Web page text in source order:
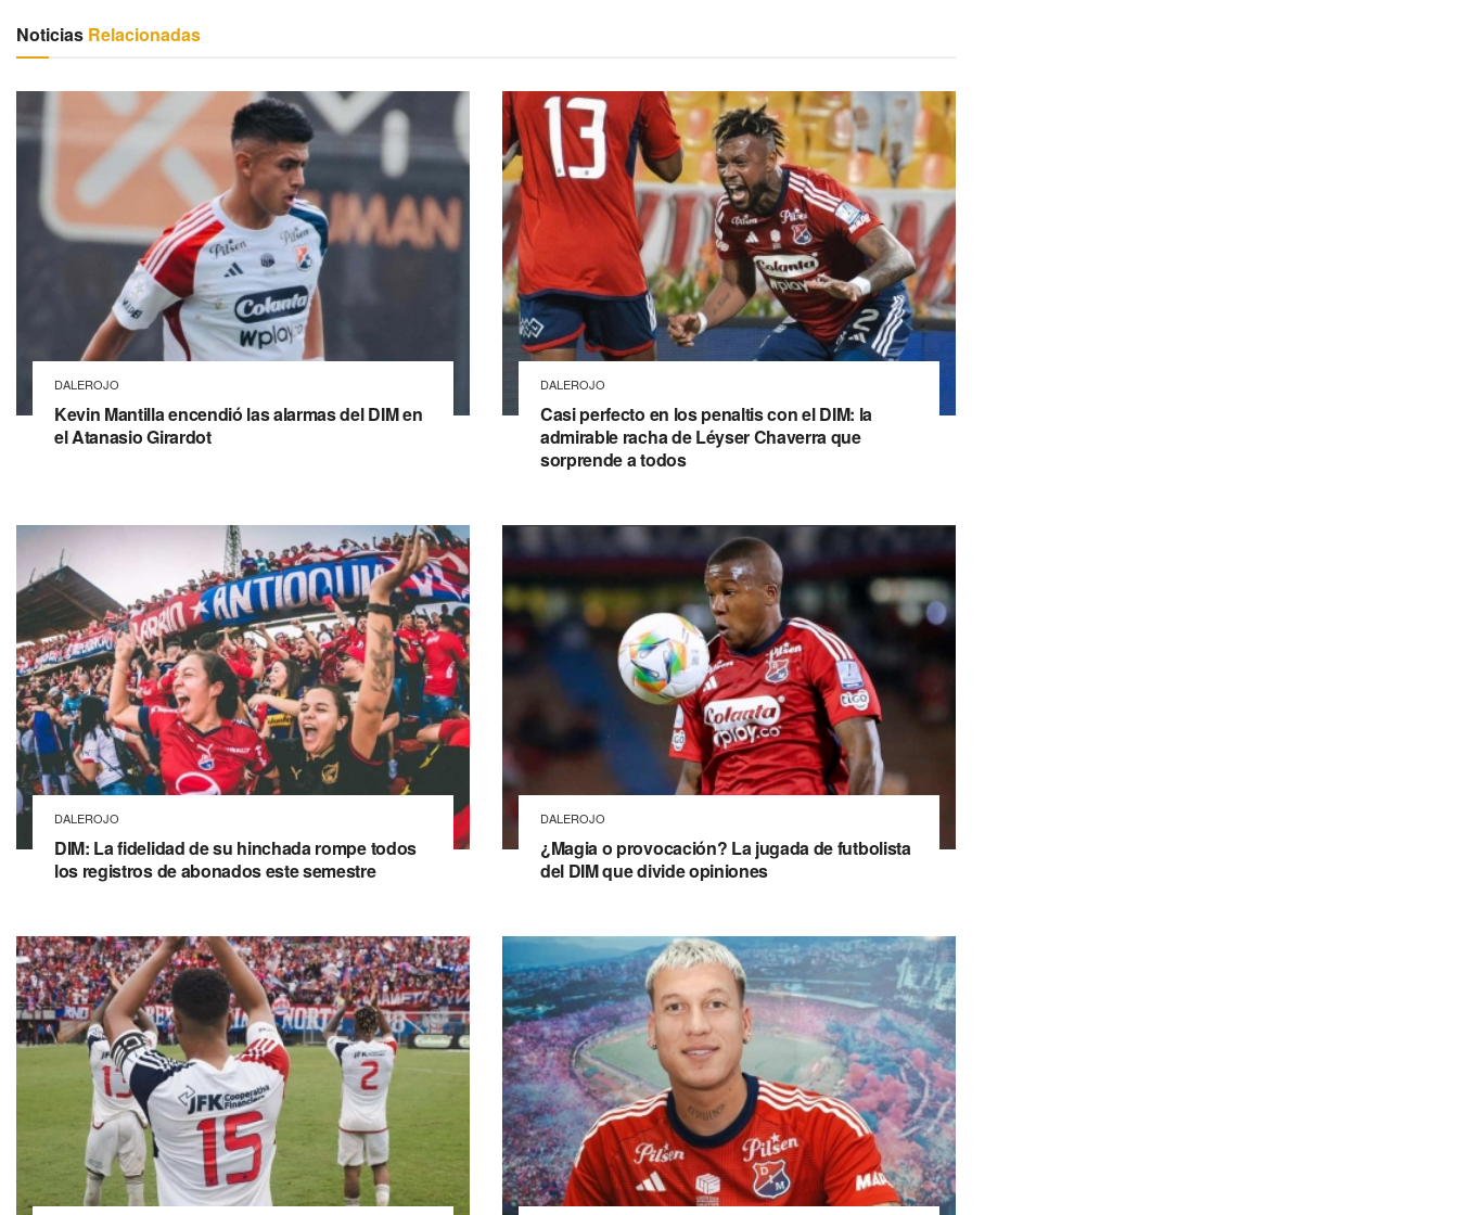
Noticias Relacionadas
DALEROJO
Kevin Mantilla encendió las alarmas del DIM en
el Atanasio Girardot
DALEROJO
Casi perfecto en los penaltis con el DIM: la
admirable racha de Léyser Chaverra que
sorprende a todos
DALEROJO
DIM: La fidelidad de su hinchada rompe todos
los registros de abonados este semestre
DALEROJO
¿Magia o provocación? La jugada de futbolista
del DIM que divide opiniones